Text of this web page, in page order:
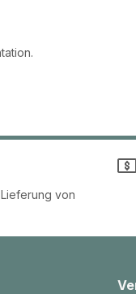
von